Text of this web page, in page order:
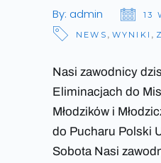
By: admin
13
NEWS , WYNIKI ,
Nasi zawodnicy
Eliminacjach do
Młodzików i
do Pucharu Polski
Sobota Nasi